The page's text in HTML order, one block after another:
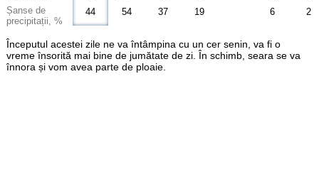
Șanse de
precipitații, %
44
54
37
19
6
2
Începutul acestei zile ne va întâmpina cu un cer senin, va fi o
vreme însorită mai bine de jumătate de zi. În schimb, seara se va
înnora și vom avea parte de ploaie.